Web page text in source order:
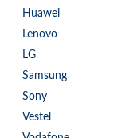
Huawei
Lenovo
LG
Samsung
Sony
Vestel